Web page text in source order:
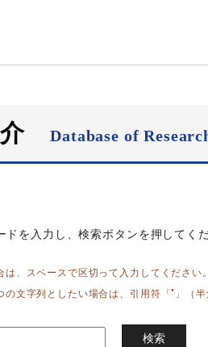
介Database of
を入力し、検索ボタンを押してくだ
、スペースで区切って入力してください。
文字列としたい場合は、引用符「"」（半